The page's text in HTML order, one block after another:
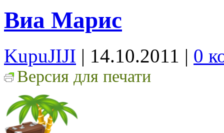
Виа Марис
KupuJIJI | 14.10.2011 | 0
Версия для печати